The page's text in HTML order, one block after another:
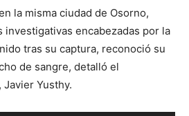
la misma ciudad de Osorno,
investigativas encabezadas por la
tras su captura, reconoció su
de sangre, detalló el
Yusthy.